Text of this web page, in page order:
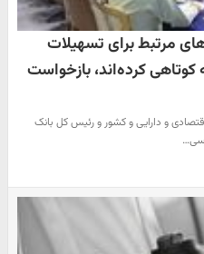
مرتبط برای تسهیلات
کرده‌اند، بازخواست
و دارایی و کشور و رئیس کل بانک